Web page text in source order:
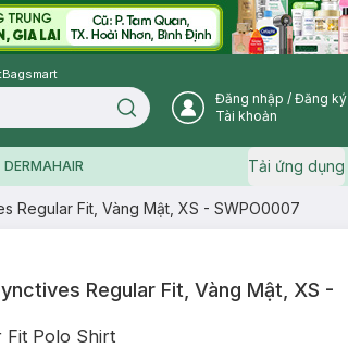
Bagsmart
Search icon User Icon
Đăng nhập / Đăng ký
Tài khoản
DERMAHAIR Tải ứng dụng
Regular Fit, Vàng Mật, XS - SWPO0007
Regular Fit, Vàng Mật, XS -
Fit Polo Shirt